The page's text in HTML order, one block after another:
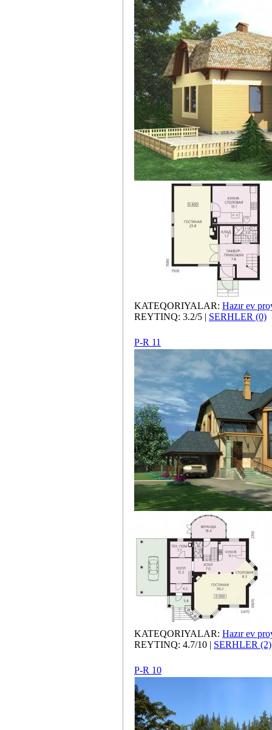
KATEQORIYALAR: Hazır ev
REYTINQ: 3.2/5 | SERHLER (0)
P-R 11
KATEQORIYALAR: Hazır ev
REYTINQ: 4.7/10 | SERHLER (2)
P-R 10